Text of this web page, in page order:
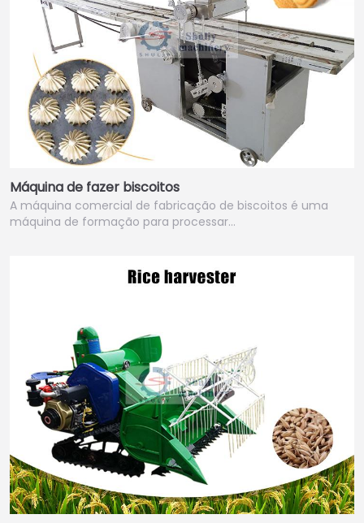
Máquina de fazer biscoitos
A máquina comercial de fabricação de biscoitos é uma
máquina de formação para processar…